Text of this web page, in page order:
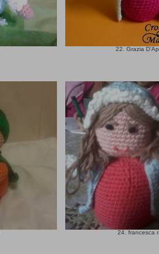
22. Grazia
24. francesca